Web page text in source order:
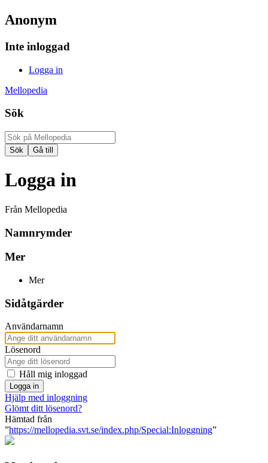
Anonym
Inte inloggad
Logga in
Mellopedia
Sök
Logga in
Från Mellopedia
Namnrymder
Mer
Mer
Sidåtgärder
Användarnamn
Lösenord
Håll mig inloggad
Logga in
Hjälp med inloggning
Glömt ditt lösenord?
Hämtad från
”https://mellopedia.svt.se/index.php/Special:Inloggning”